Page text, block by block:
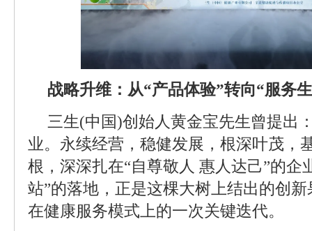
战略升维：从“产品体验”转向“服务
三生(中国)创始人黄金宝先生曾提出
业。永续经营，稳健发展，根深叶茂，
根，深深扎在“自尊敬人 惠人达己”的企
站”的落地，正是这棵大树上结出的创
在健康服务模式上的一次关键迭代。